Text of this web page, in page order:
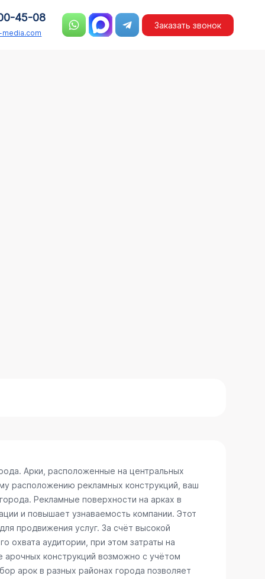
45-08
Заказать звонок
Арки, расположенные на центральных
расположению рекламных конструкций, ваш
Рекламные поверхности на арках в
и повышает узнаваемость компании. Этот
продвижения услуг. За счёт высокой
охвата аудитории, при этом затраты на
конструкций возможно с учётом
арок в разных районах города позволяет